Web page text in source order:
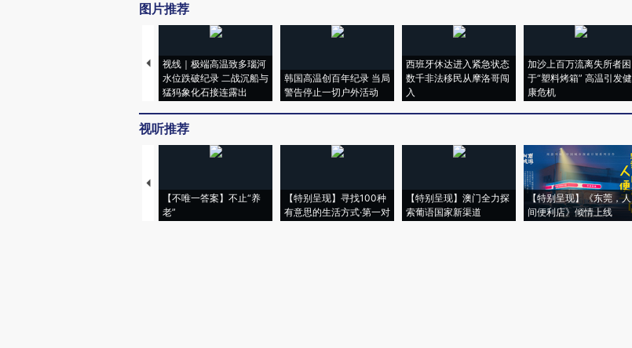
图片推荐
视线｜极端高温致多瑙河
水位跌破纪录 二战沉船与
猛犸象化石接连露出
韩国高温创百年纪录 当局
警告停止一切户外活动
西班牙休达进入紧急状态
数千非法移民从摩洛哥闯
入
加沙上百万流离失所者困
于“塑料烤箱” 高温引发健
康危机
视听推荐
【不唯一答案】不止“养
老”
【特别呈现】寻找100种
有意思的生活方式·第一对
【特别呈现】澳门全力探
索葡语国家新渠道
【特别呈现】《东莞，人
间便利店》倾情上线